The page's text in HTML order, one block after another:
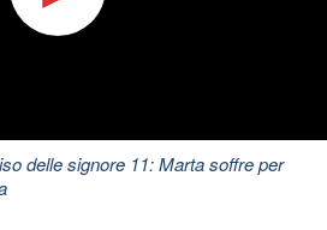
delle signore 11: Marta soffre per